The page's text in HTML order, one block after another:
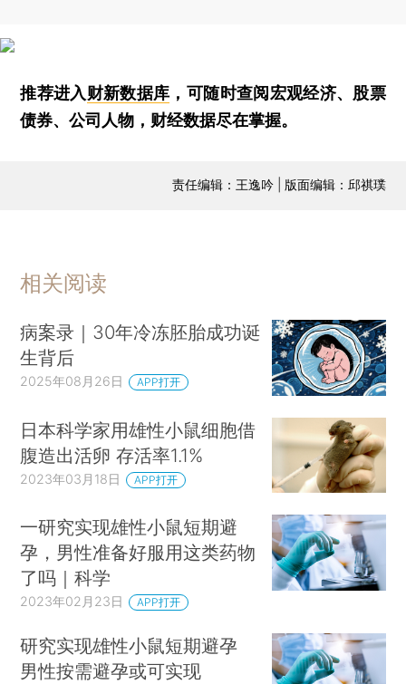
推荐进入财新数据库 ，可随时查阅宏观经济、股票
债券、公司人物，财经数据尽在掌握。
责任编辑：王逸吟 | 版面编辑：邱祺璞
相关阅读
病案录｜30年冷冻胚胎成功诞
生背后
2025年08月26日 APP打开
日本科学家用雄性小鼠细胞借
腹造出活卵 存活率1.1%
2023年03月18日 APP打开
一研究实现雄性小鼠短期避
孕，男性准备好服用这类药物
了吗｜科学
2023年02月23日 APP打开
研究实现雄性小鼠短期避孕
男性按需避孕或可实现